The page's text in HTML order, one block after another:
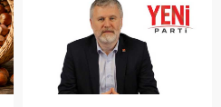
karşılamadığını belirten
Gezmiş, “Üreticiyi yok
sayanı, günü geldiğinde
üretici de yok sayacaktır”
dedi.